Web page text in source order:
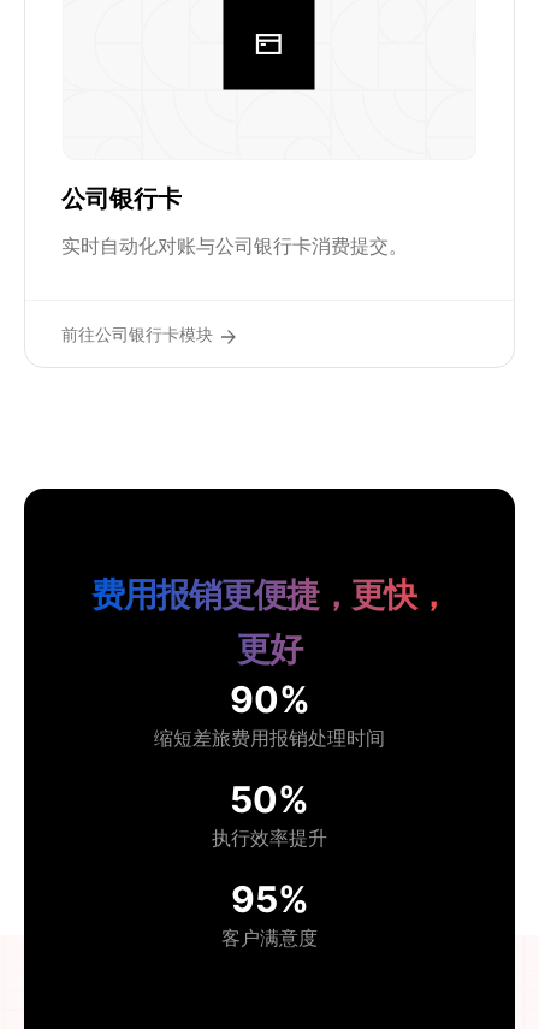
公司银行卡
实时自动化对账与公司银行卡消费提交。
前往公司银行卡模块
费用报销更便捷，更快，
更好
90%
缩短差旅费用报销处理时间
50%
执行效率提升
95%
客户满意度